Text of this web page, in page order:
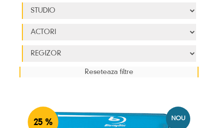
NOU
25 %